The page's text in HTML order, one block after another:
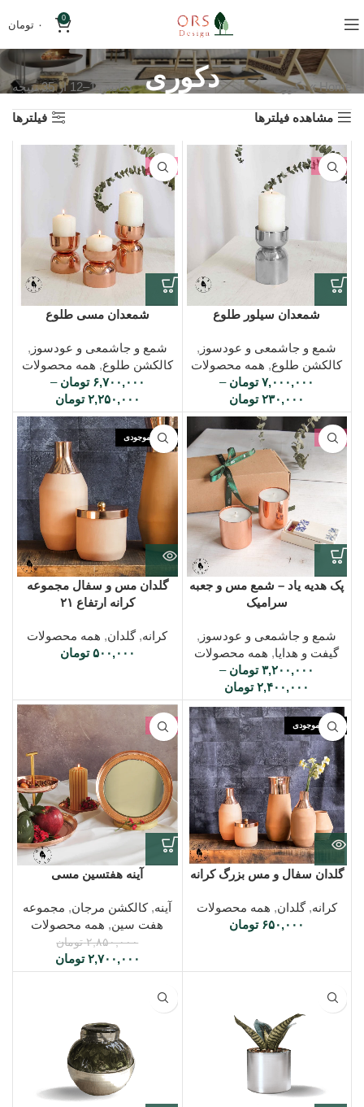
0
۰ تومان
دکوری Home
»دکوری نمایش 1–12 از 35 نتیجه
مشاهده فیلترها فیلترها
-90%
شمعدان سیلور طلوع
شمع و جاشمعی و عودسوز ,
کالکشن طلوع, همه محصولات
۷,۰۰۰,۰۰۰ تومان –
۲۳۰,۰۰۰ تومان
-7%
شمعدان مسی طلوع
شمع و جاشمعی و عودسوز ,
کالکشن طلوع, همه محصولات
۶,۷۰۰,۰۰۰ تومان –
۲,۲۵۰,۰۰۰ تومان
-6%
پک هدیه یاد – شمع مس و جعبه
سرامیک
شمع و جاشمعی و عودسوز ,
گیفت و هدایا, همه محصولات
۳,۲۰۰,۰۰۰ تومان –
۲,۴۰۰,۰۰۰ تومان
اتمام موجودی
گلدان مس و سفال مجموعه
کرانه ارتفاع ۲۱
کرانه,گلدان, همه محصولات
۵۰۰,۰۰۰ تومان
اتمام موجودی
گلدان سفال و مس بزرگ کرانه
کرانه,گلدان, همه محصولات
۶۵۰,۰۰۰ تومان
-5%
آینه هفتسین مسی
آینه,کالکشن مرجان, مجموعه
هفت سین, همه محصولات
۲,۸۵۰,۰۰۰ تومان
۲,۷۰۰,۰۰۰ تومان